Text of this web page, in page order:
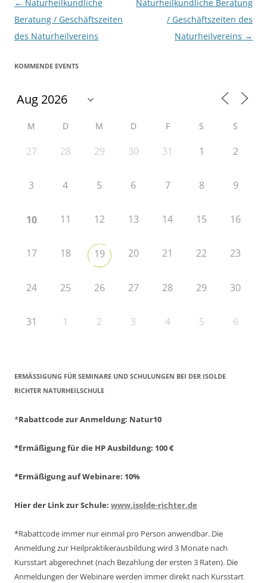
Beitragsnavigation
← Naturheilkundliche
Beratung / Geschäftszeiten
des Naturheilvereins
Naturheilkundliche Beratung
/ Geschäftszeiten des
Naturheilvereins →
KOMMENDE EVENTS
M D M D F S S
27 28 29 30 31 1 2
3 4 5 6 7 8 9
10 11 12 13 14 15 16
17 18 19 20 21 22 23
24 25 26 27 28 29 30
31 1 2 3 4 5 6
ERMÄSSIGUNG FÜR SEMINARE UND SCHULUNGEN BEI DER ISOLDE R
ICHTER NATURHEILSCHULE
*Rabattcode zur Anmeldung: Natur10
*Ermäßigung für die HP Ausbildung: 100 €
*Ermäßigung auf Webinare: 10%
Hier der Link zur Schule: www.isolde-richter.de
*Rabattcode immer nur einmal pro Person anwendbar. Die
Anmeldung zur Heilpraktikerausbildung wird 3 Monate nach
Kursstart abgerechnet(nach Bezahlung der ersten 3 Raten). Die
Anmeldungen der Webinare werden immer direkt nach Kursstart